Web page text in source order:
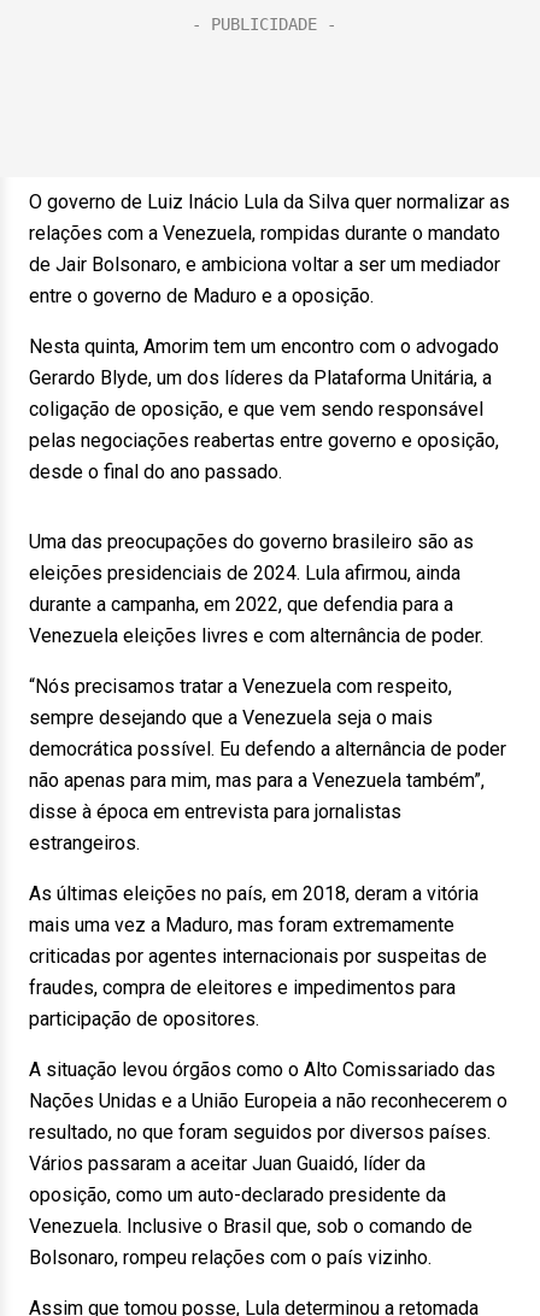
O governo de Luiz Inácio Lula da Silva quer normalizar as
relações com a Venezuela, rompidas durante o mandato
de Jair Bolsonaro, e ambiciona voltar a ser um mediador
entre o governo de Maduro e a oposição.
Nesta quinta, Amorim tem um encontro com o advogado
Gerardo Blyde, um dos líderes da Plataforma Unitária, a
coligação de oposição, e que vem sendo responsável
pelas negociações reabertas entre governo e oposição,
desde o final do ano passado.
Uma das preocupações do governo brasileiro são as
eleições presidenciais de 2024. Lula afirmou, ainda
durante a campanha, em 2022, que defendia para a
Venezuela eleições livres e com alternância de poder.
“Nós precisamos tratar a Venezuela com respeito,
sempre desejando que a Venezuela seja o mais
democrática possível. Eu defendo a alternância de poder
não apenas para mim, mas para a Venezuela também”,
disse à época em entrevista para jornalistas
estrangeiros.
As últimas eleições no país, em 2018, deram a vitória
mais uma vez a Maduro, mas foram extremamente
criticadas por agentes internacionais por suspeitas de
fraudes, compra de eleitores e impedimentos para
participação de opositores.
A situação levou órgãos como o Alto Comissariado das
Nações Unidas e a União Europeia a não reconhecerem o
resultado, no que foram seguidos por diversos países.
Vários passaram a aceitar Juan Guaidó, líder da
oposição, como um auto-declarado presidente da
Venezuela. Inclusive o Brasil que, sob o comando de
Bolsonaro, rompeu relações com o país vizinho.
Assim que tomou posse, Lula determinou a retomada